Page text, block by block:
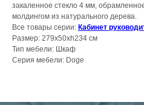
закаленное стекло 4 мм,
молдингом из натурального дерева.
Все товары серии: Кабинет
Размер: 279x50xh234 см
Тип мебели: Шкаф
Серия мебели: Doge